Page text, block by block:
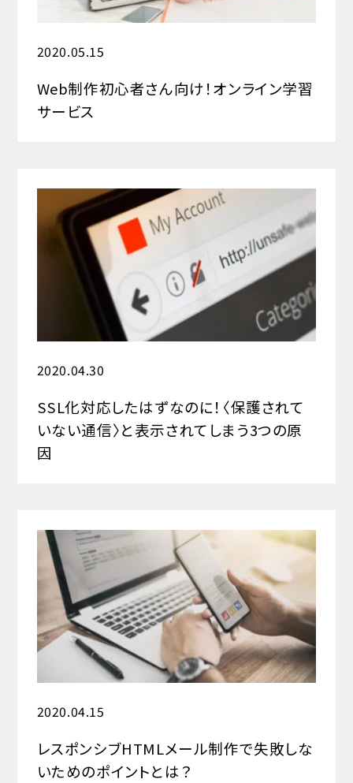
2020.05.15
Web制作初心者さん向け！オンライン学習
サービス
2020.04.30
SSL化対応したはずなのに！〈保護されて
いない通信〉と表示されてしまう3つの原
因
2020.04.15
レスポンシブHTMLメール制作で失敗しな
いためのポイントとは？